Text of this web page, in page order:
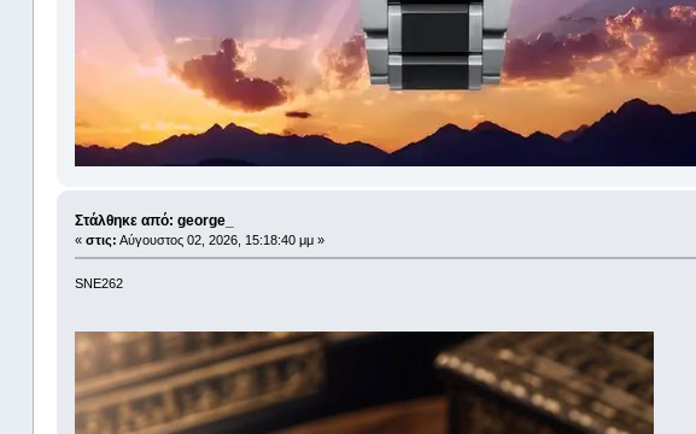
Στάλθηκε από: george_
« στις: Αύγουστος 02, 2026, 15:18:40 μμ »
SNE262